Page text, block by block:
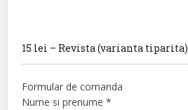
15 lei – Revista (varianta tiparita)
Formular de comanda
Nume si prenume*